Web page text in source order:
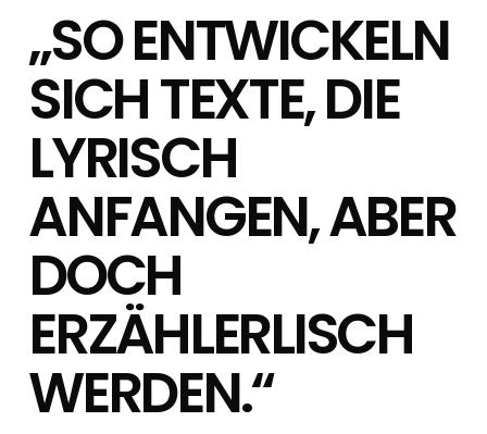
„SO ENTWICKELN
SICH TEXTE, DIE
LYRISCH
ANFANGEN, ABER
DOCH
ERZÄHLERLISCH
WERDEN.“